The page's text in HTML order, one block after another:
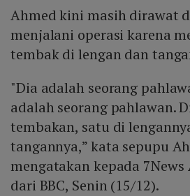
Ahmed kini masih dirawat
menjalani operasi karena
tembak di lengan dan
"Dia adalah seorang
adalah seorang pahlawan.
tembakan, satu di
tangannya,” kata sepupu
mengatakan kepada
dari BBC, Senin (15/12).